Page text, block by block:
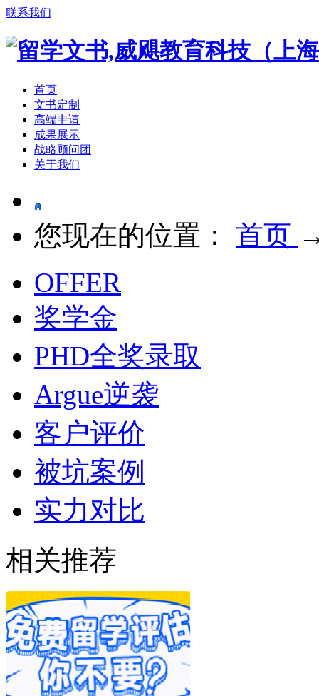
联系我们
首页
文书定制
高端申请
成果展示
战略顾问团
关于我们
您现在的位置： 首页
OFFER
奖学金
PHD全奖录取
Argue逆袭
客户评价
被坑案例
实力对比
相关推荐